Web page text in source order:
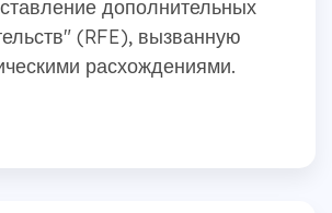
дополнительных
(RFE), вызванную
расхождениями.